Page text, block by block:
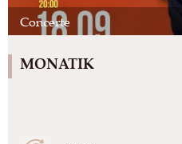
Concerte
MONATIK